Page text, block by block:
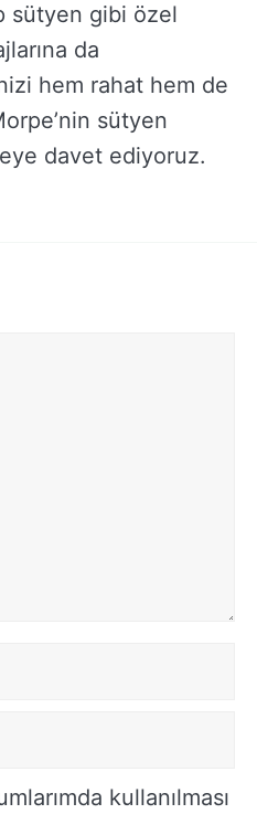
sütyen gibi özel
da
hem rahat hem de
sütyen
davet ediyoruz.
kullanılması